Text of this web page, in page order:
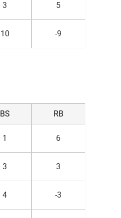
3 5
10 -9
BS RB
1 6
3 3
4 -3